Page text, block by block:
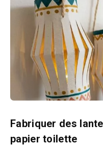
Fabriquer des
papier toilette